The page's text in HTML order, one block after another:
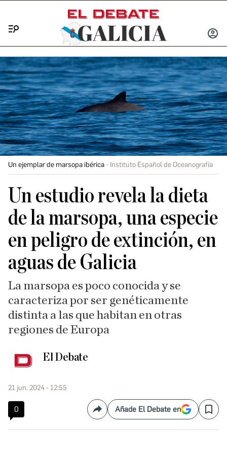
INICIAR
Un ejemplar de marsopa ibérica Instituto Español de Oceanografía
Un estudio revela la dieta
de la marsopa, una especie
en peligro de extinción, en
aguas de Galicia
La marsopa es poco conocida y se
caracteriza por ser genéticamente
distinta a las que habitan en otras
regiones de Europa
El Debate
21 jun. 2024 - 12:55
0 CompartirAñade El Debate en Save